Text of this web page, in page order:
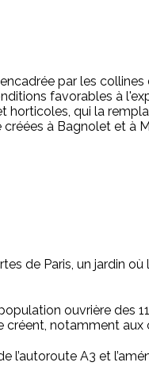
par les
favorables à
qui la
à Bagnolet et à
de Paris, un jardin
ouvrière des
notamment
A3 et